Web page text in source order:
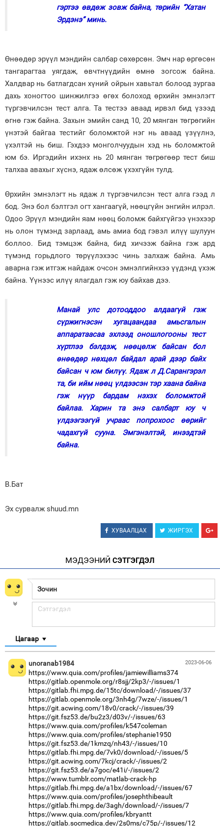
гэртээ өвдөж зовж байна, төрийн “Хатан
Эрдэнэ” минь.
Өнөөдөр эрүүл мэндийн салбар сөхөрсөн. Эмч нар өргөсөн
тангарагтаа уягдаж, өвчтнүүдийн өмнө зогсож байна.
Халдвар нь батлагдсан хүний ойрын хавьтал болоод зургаа
дахь хоногтоо шинжилгээ өгөх болоход өрхийн эмнэлэгт
түргэвчилсэн тест алга. Та тестээ аваад ирвэл бид үзээд
өгнө гэж байна. Захын эмийн санд 10, 20 мянган төгрөгийн
үнэтэй байгаа тестийг боломжтой нэг нь аваад үзүүлнэ,
үхэлтэй нь биш. Гэхдээ монголчуудын хэд нь боломжтой
юм бэ. Иргэдийн ихэнх нь 20 мянган төгрөгөөр тест биш
талхаа авахыг хүснэ, ядаж өлсөж үхэхгүйн тулд.
Өрхийн эмнэлэгт нь ядаж л түргэвчилсэн тест алга гээд л
бод. Энэ бол бэлтгэл огт хангаагүй, нөөцгүйн энгийн илрэл.
Одоо Эрүүл мэндийн яам нөөц боломж байхгүйгээ үнэхээр
нь олон түмэнд зарлаад, амь амиа бод гэвэл илүү шулуун
боллоо. Бид тэмцэж байна, бид хичээж байна гэж ард
түмэнд горьдлого төрүүлэхээс чинь залхаж байна. Амь
аварна гэж итгэж найдаж очсон эмнэлгийнхээ үүдэнд үхэж
байна. Үүнээс илүү ялагдал гэж юу байхав дээ.
Манай улс дотооддоо алдаагүй гэж
сүржигнэсэн хугацаандаа амьсгалын
аппаратаасаа эхлээд оношлогооны тест
хүртлээ бэлдэж, нөөцөлж байсан бол
өнөөдөр нөхцөл байдал арай дээр байх
байсан ч юм билүү. Ядаж л Д.Сарангэрэл
та, би ийм нөөц үлдээсэн тэр хаана байна
гэж нүүр бардам нэхэх боломжтой
байлаа. Харин та энэ салбарт юу ч
үлдээгээгүй учраас попрохоос өөрийг
чадахгүй сууна. Эмгэнэлтэй, инээдтэй
байна.
В.Бат
Эх сурвалж shuud.mn
ХУВААЛЦАХ ЖИРГЭХ
МЭДЭЭНИЙ СЭТГЭГДЭЛ
Цагаар
2023-06-06
unoranab1984
https://www.quia.com/profiles/jamiewilliams374
https://gitlab.openmole.org/r8sjj/2kp3/-/issues/1
https://gitlab.fhi.mpg.de/15tc/download/-/issues/37
https://gitlab.openmole.org/3nh4g/7wze/-/issues/1
https://git.acwing.com/18v0/crack/-/issues/39
https://git.fsz53.de/bu2z3/d03v/-/issues/63
https://www.quia.com/profiles/k547coleman
https://www.quia.com/profiles/stephanie1950
https://git.fsz53.de/1kmzq/nh43/-/issues/10
https://gitlab.fhi.mpg.de/7vk0/download/-/issues/5
https://git.acwing.com/7kcj/crack/-/issues/2
https://git.fsz53.de/a7goc/e41i/-/issues/2
https://www.tumblr.com/matlab-crack-hp
https://gitlab.fhi.mpg.de/a1bx/download/-/issues/67
https://www.quia.com/profiles/josephthibeault
https://gitlab.fhi.mpg.de/3agh/download/-/issues/7
https://www.quia.com/profiles/kbryantt
https://gitlab.socmedica.dev/2s0ms/c75p/-/issues/12